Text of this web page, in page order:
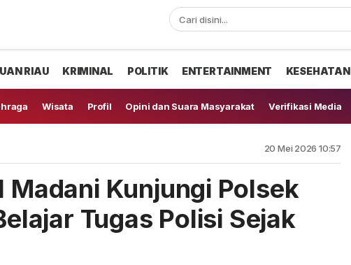
RIAU KRIMINAL POLITIK ENTERTAINMENT KESEHATAN
Wisata Profil Opini dan Suara Masyarakat Verifikasi Media
20 Mei 2026 10:57
Madani Kunjungi Polsek
Tugas Polisi Sejak